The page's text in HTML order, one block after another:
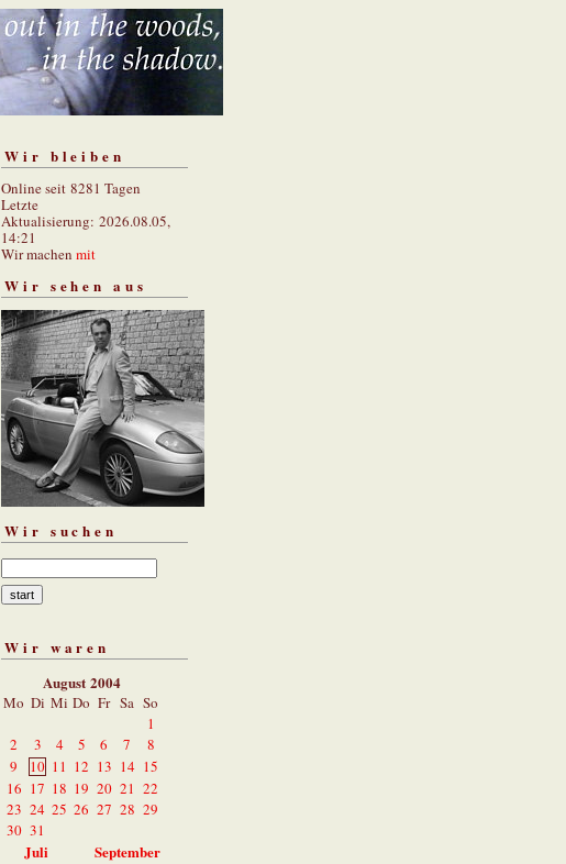
Wir bleiben
Online seit 8281 Tagen
Letzte
Aktualisierung: 2026.08.05,
14:21
Wir machen mit
Wir sehen aus
Wir suchen
Wir waren
August 2004
Mo Di Mi Do Fr Sa So
1
2
3 4 5 6 7
8
9
10 11 12 13 14 15
16 17 18 19 20 21 22
23 24 25 26 27 28 29
30 31
Juli
September